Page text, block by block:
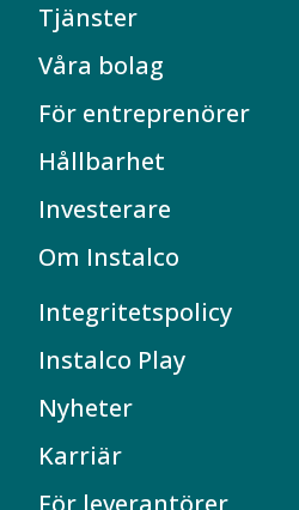
Tjänster
Våra bolag
För entreprenörer
Hållbarhet
Investerare
Om Instalco
Integritetspolicy
Instalco Play
Nyheter
Karriär